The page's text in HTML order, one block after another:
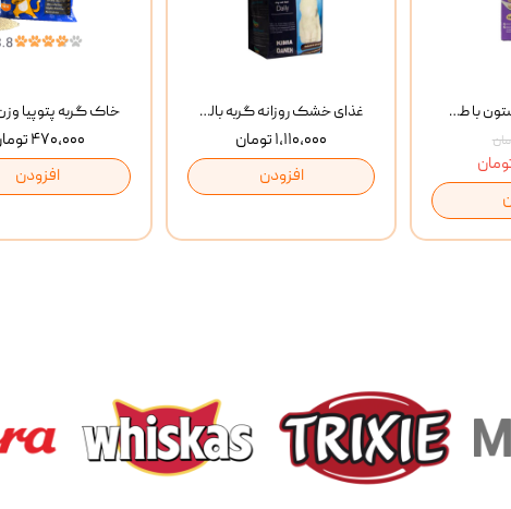
۴۷۰,۰۰۰ تومان
افزودن
غذای خشک روزانه گربه بالغ مفید MoFeed Adult Daily Cat Food وزن 2 کیلوگرم
۱,۱۱۰,۰۰۰ تومان
افزودن
بستنی گربه وینستون با طعم مرغ و ماهی Winstone Chicken & Fish بسته 8 عددی